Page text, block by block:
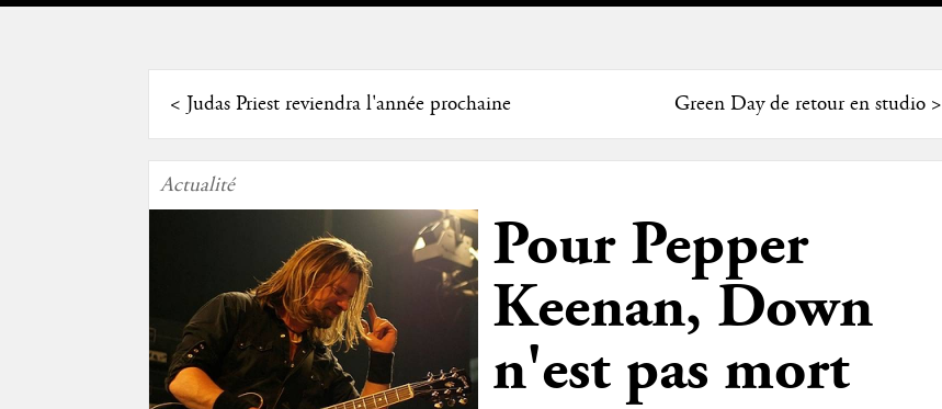
< Judas Priest reviendra l'année prochaine Green Day de retour en studio>
Actualité
Pour Pepper
Keenan, Down
n'est pas mort